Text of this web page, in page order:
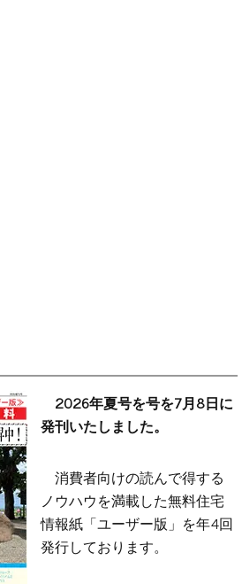
2026年夏号を号を7月8日に
発刊いたしました。
消費者向けの読んで得する
ノウハウを満載した無料住宅
情報紙「ユーザー版」を年4回
発行しております。